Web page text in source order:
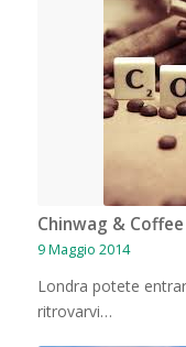
Chinwag & Coffee
9 Maggio 2014
Londra potete
ritrovarvi…